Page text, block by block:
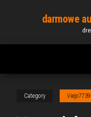
content
darmowe
Category